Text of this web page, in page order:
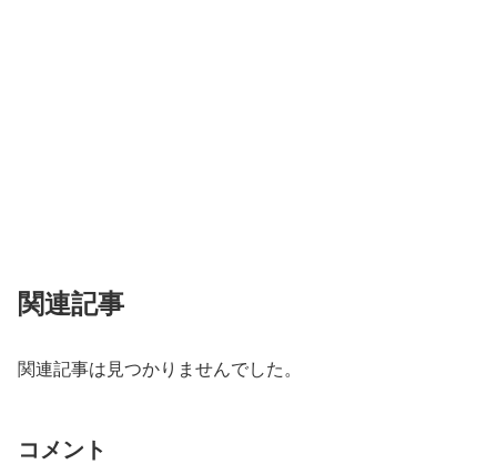
関連記事
関連記事は見つかりませんでした。
コメント